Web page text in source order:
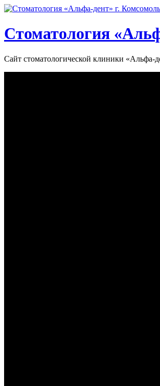
Стоматология
Сайт стоматологической клиники «‎Альфа-